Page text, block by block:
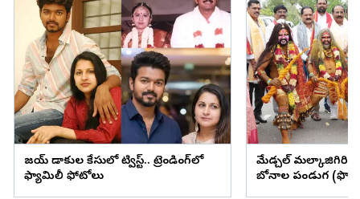
విజయ్ విడాకుల కేసులో ట్విస్ట్.. ట్రెండింగ్‌లో
ఫ్యామిలీ ఫోటోలు
మేడ్చల్ మల్కాజిగిరి
బోనాల పండుగ